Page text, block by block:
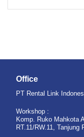
Office
PT Rental Link
Workshop :
Komp. Ruko Mahkota
RT.11/RW.11,